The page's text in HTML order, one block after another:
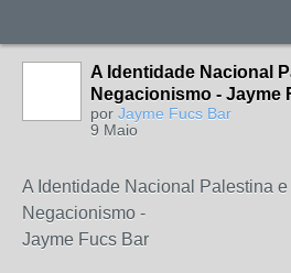
A Identidade Nacional
Negacionismo - Jayme
por Jayme Fucs Bar
9 Maio
A Identidade Nacional Palestina
Negacionismo -
Jayme Fucs Bar